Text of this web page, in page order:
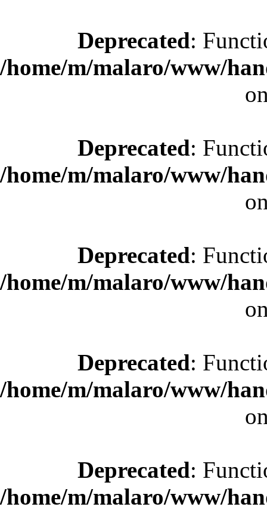
Deprecated:
/home/m/malaro/www/
Deprecated:
/home/m/malaro/www/
Deprecated:
/home/m/malaro/www/
Deprecated:
/home/m/malaro/www/
Deprecated:
/home/m/malaro/www/